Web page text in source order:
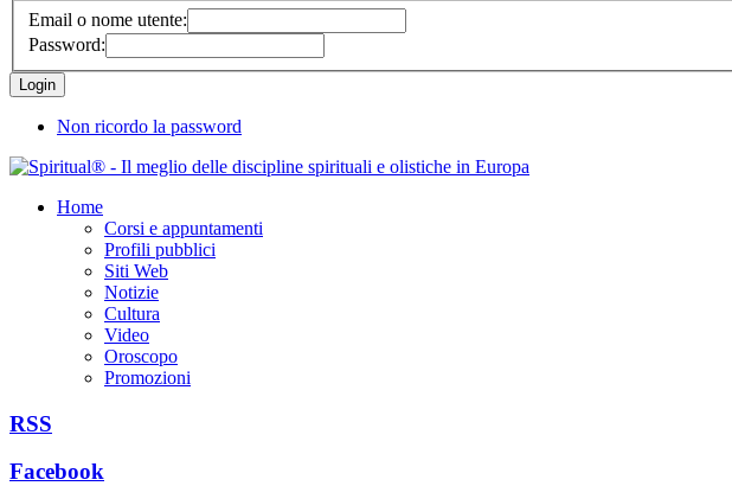
Email o nome utente:
Password:
Non ricordo la password
Home
Corsi e appuntamenti
Profili pubblici
Siti Web
Notizie
Cultura
Video
Oroscopo
Promozioni
RSS
Facebook